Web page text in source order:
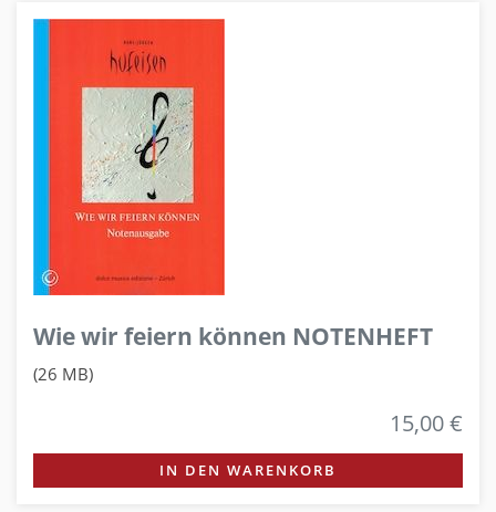
Wie wir feiern können NOTENHEFT
(26 MB)
15,00 €
IN DEN WARENKORB